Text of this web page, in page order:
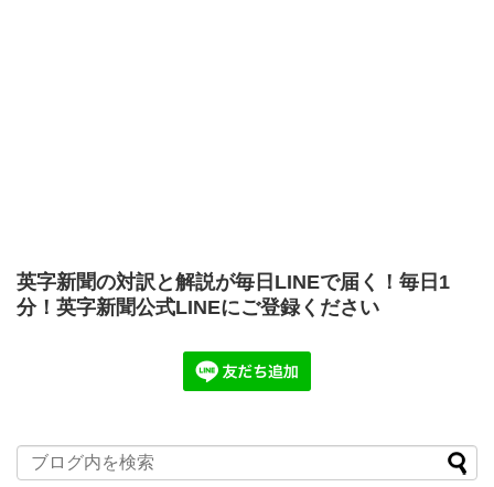
英字新聞の対訳と解説が毎日LINEで届く！毎日1
分！英字新聞公式LINEにご登録ください